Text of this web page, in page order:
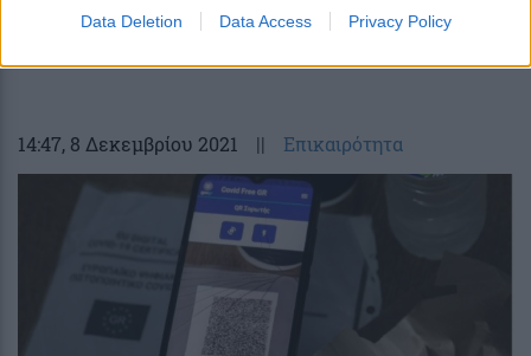
Data Deletion Data Access Privacy Policy
ασθενών μέσω επενδύσεων, έρευνας και
14:47, 8 Δεκεμβρίου 2021 || Επικαιρότητα